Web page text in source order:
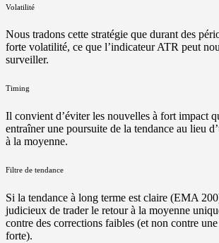
Volatilité
Nous tradons cette stratégie que durant des
forte volatilité, ce que l’indicateur ATR peut
surveiller.
Timing
Il convient d’éviter les nouvelles à fort impact
entraîner une poursuite de la tendance au lieu
à la moyenne.
Filtre de tendance
Si la tendance à long terme est claire (EMA
judicieux de trader le retour à la moyenne
contre des corrections faibles (et non contre
forte).